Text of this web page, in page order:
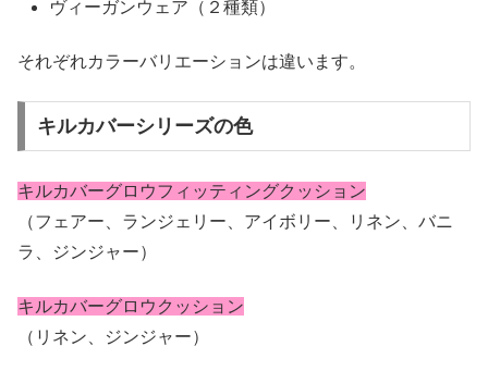
ヴィーガンウェア（２種類）
それぞれカラーバリエーションは違います。
キルカバーシリーズの色
キルカバーグロウフィッティングクッション
（フェアー、ランジェリー、アイボリー、リネン、バニ
ラ、ジンジャー）
キルカバーグロウクッション
（リネン、ジンジャー）